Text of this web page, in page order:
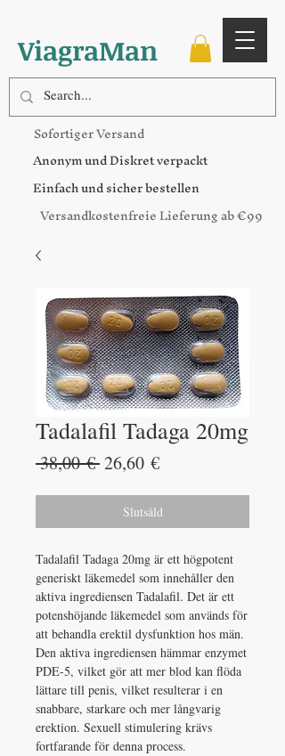
ViagraMan
Sofortiger Versand
Anonym und Diskret verpackt
Einfach und sicher bestellen
Versandkostenfreie Lieferung ab €99
Tadalafil Tadaga 20mg
38,00 € Ordinarie
26,60 €Reapris
Slutsåld
Tadalafil Tadaga 20mg är ett högpotent
generiskt läkemedel som innehåller den
aktiva ingrediensen Tadalafil. Det är ett
potenshöjande läkemedel som används för
att behandla erektil dysfunktion hos män.
Den aktiva ingrediensen hämmar enzymet
PDE-5, vilket gör att mer blod kan flöda
lättare till penis, vilket resulterar i en
snabbare, starkare och mer långvarig
erektion. Sexuell stimulering krävs
fortfarande för denna process.